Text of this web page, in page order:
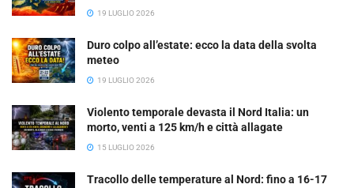
19 LUGLIO 2026
Duro colpo all’estate: ecco la data della svolta
meteo
19 LUGLIO 2026
Violento temporale devasta il Nord Italia: un
morto, venti a 125 km/h e città allagate
15 LUGLIO 2026
Tracollo delle temperature al Nord: fino a 16-17